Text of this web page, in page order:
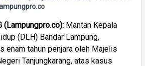
(Lampungpro.co): Mantan Kepala
(DLH) Bandar Lampung,
enam tahun penjara oleh Majelis
Tanjungkarang, atas kasus